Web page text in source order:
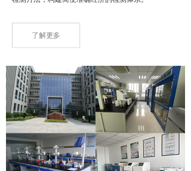
了解更多